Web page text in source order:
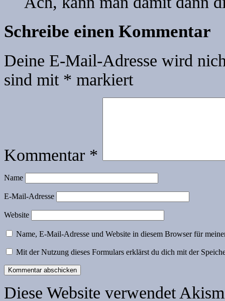
Schreibe einen Kommentar
Deine E-Mail-Adresse wird
sind mit * markiert
Kommentar *
Name
E-Mail-Adresse
Website
Name, E-Mail-Adresse und Website in diesem Browser für
Mit der Nutzung dieses Formulars erklärst du dich mit der
Diese Website verwendet